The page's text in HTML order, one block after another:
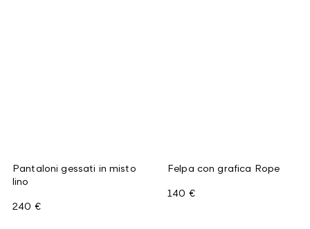
Pantaloni gessati in misto
lino
240 €
Felpa con grafica Rope
140 €